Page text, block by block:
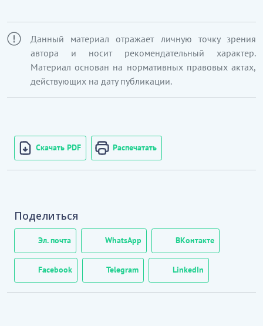
қамтамасыз етуді бөлшек саудада сату
ЭҚЖЖ 47.41.2Сауда алаңы 2000 ш.м-ден астам
(2000 ш.м. және жоғары) сауда объектілері болып
табылатын мамандандырылған дүкендерде
саудада сату
Данный материал отражает личную точку зрения
автора и носит рекомендательный характер.
Материал основан на нормативных правовых актах,
действующих на дату публикации.
Скачать PDF Распечатать
Поделиться
Эл. почта WhatsApp ВКонтакте
Facebook Telegram LinkedIn